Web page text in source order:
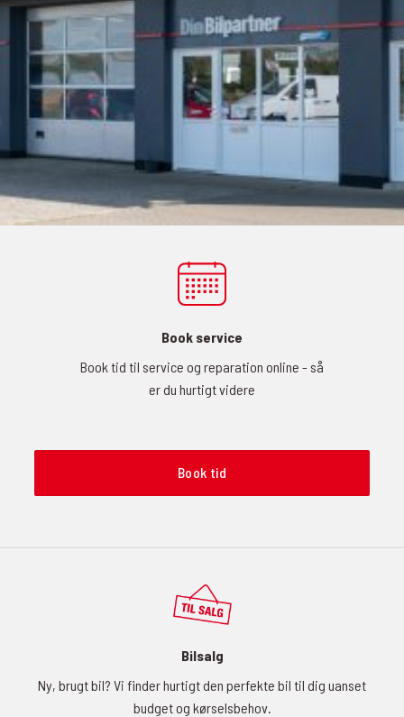
Book service
Book tid til service og reparation online - så
er du hurtigt videre
Book tid
Bilsalg
Ny, brugt bil? Vi finder hurtigt den perfekte bil til dig uanset
budget og kørselsbehov.